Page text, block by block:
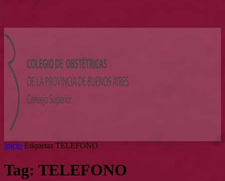
Inicio Etiquetas TELEFONO
Tag: TELEFONO